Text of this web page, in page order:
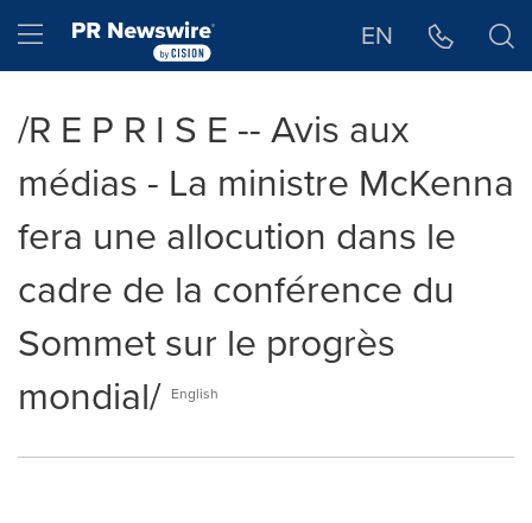
Hamburger menu EN
/R E P R I S E -- Avis aux
médias - La ministre McKenna
fera une allocution dans le
cadre de la conférence du
Sommet sur le progrès
mondial/ English